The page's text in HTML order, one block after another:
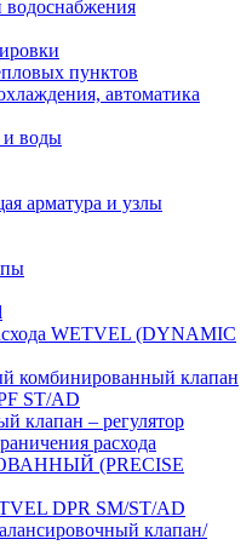
водоснабжения
пунктов
автоматика
и воды
арматура и узлы
WETVEL (DYNAMIC
комбинированный клапан
ST/AD
клапан – регулятор
расхода
(PRECISE
DPR SM/ST/AD
клапан/